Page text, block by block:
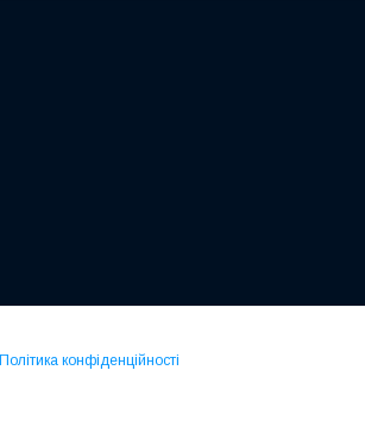
Політика конфіденційності